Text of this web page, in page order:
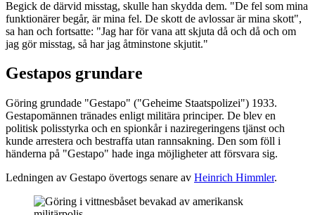
Begick de därvid misstag, skulle han skydda dem. "De fel som mina
funktionärer begår, är mina fel. De skott de avlossar är mina skott",
sa han och fortsatte: "Jag har för vana att skjuta då och då och om
jag gör misstag, så har jag åtminstone skjutit."
Gestapos grundare
Göring grundade "Gestapo" ("Geheime Staatspolizei") 1933.
Gestapomännen tränades enligt militära principer. De blev en
politisk polisstyrka och en spionkår i naziregeringens tjänst och
kunde arrestera och bestraffa utan rannsakning. Den som föll i
händerna på "Gestapo" hade inga möjligheter att försvara sig.
Ledningen av Gestapo övertogs senare av Heinrich Himmler.